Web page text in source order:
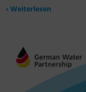
› Weiterlesen